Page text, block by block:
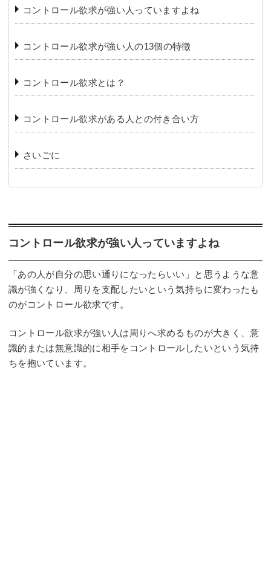
コントロール欲求が強い人っていますよね
コントロール欲求が強い人の13個の特徴
コントロール欲求とは？
コントロール欲求がある人との付き合い方
さいごに
コントロール欲求が強い人っていますよね
「あの人が自分の思い通りになったらいい」と思うような意
識が強くなり、周りを支配したいという気持ちに変わったも
のがコントロール欲求です。
コントロール欲求が強い人は周りへ求めるものが大きく、意
識的または無意識的に相手をコントロールしたいという気持
ちを抱いています。